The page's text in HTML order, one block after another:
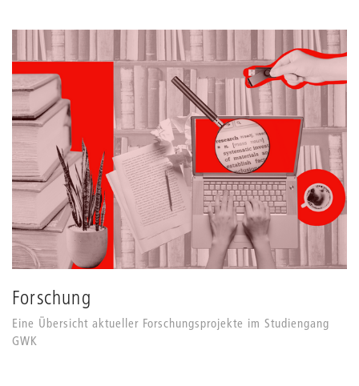
Forschung
Eine Übersicht aktueller Forschungsprojekte im Studiengang
GWK